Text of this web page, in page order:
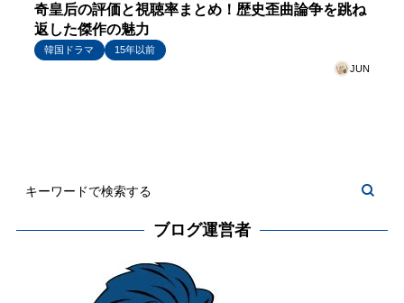
奇皇后の評価と視聴率まとめ！歴史歪曲論争を跳ね
返した傑作の魅力
韓国ドラマ
15年以前
JUN
ブログ運営者